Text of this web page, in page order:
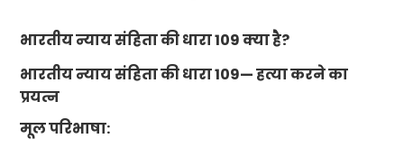
भारतीय न्याय संहिता की धारा109क्या है?
भारतीय न्याय संहिताकी धारा109— हत्या करने का
प्रयत्न
मूल परिभाषा: